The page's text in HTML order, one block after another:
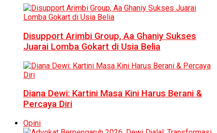
Disupport Arimbi Group, Aa Ghaniy Sukses
Juarai Lomba Gokart di Usia Belia
Diana Dewi: Kartini Masa Kini Harus Berani &
Percaya Diri
Opini